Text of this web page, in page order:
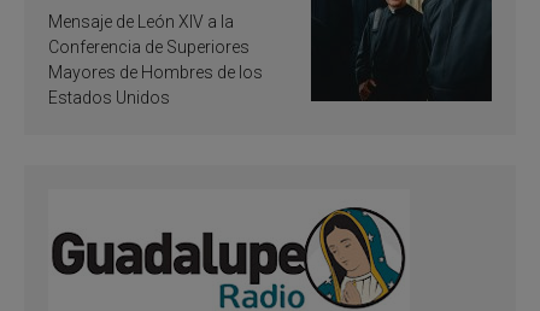
de inspiración y
santificación
Mensaje de León XIV a la
Conferencia de Superiores
Mayores de Hombres de los
Estados Unidos